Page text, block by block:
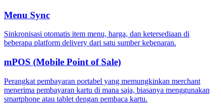
Menu Sync
Sinkronisasi otomatis item menu, harga, dan ketersediaan di
beberapa platform delivery dari satu sumber kebenaran.
mPOS (Mobile Point of Sale)
Perangkat pembayaran portabel yang memungkinkan merchant
menerima pembayaran kartu di mana saja, biasanya menggunakan
smartphone atau tablet dengan pembaca kartu.